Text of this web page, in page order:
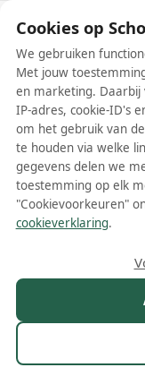
Witte
Meer lezen
53 resultaten:
Cookies op
We gebruiken
Met jouw
en marketing. Daarbij
IP-adres, cookie-ID's
om het gebruik van
te houden via welke
gegevens delen we
toestemming op elk
"Cookievoorkeuren"
cookieverklaring.